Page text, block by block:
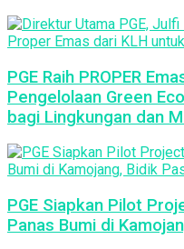
PGE Raih PROPER
Pengelolaan Green
bagi Lingkungan dan
PGE Siapkan Pilot
Panas Bumi di